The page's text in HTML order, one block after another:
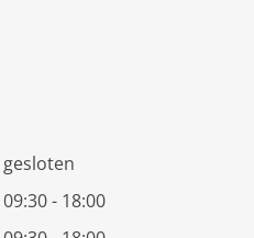
gesloten
09:30 - 18:00